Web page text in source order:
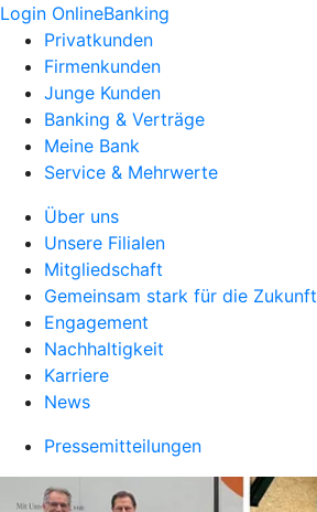
Login OnlineBanking
Privatkunden
Firmenkunden
Junge Kunden
Banking & Verträge
Meine Bank
Service & Mehrwerte
Über uns
Unsere Filialen
Mitgliedschaft
Gemeinsam stark für die Zukunft
Engagement
Nachhaltigkeit
Karriere
News
Pressemitteilungen